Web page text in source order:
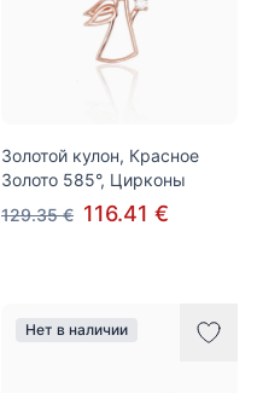
Золотой кулон, Красное
Золото 585°, Цирконы
129.35 € 116.41 €
Нет в наличии